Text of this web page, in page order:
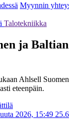
Myynnin
Talotekniikka
ja
Ahlsell
eteenpäin.
2026, 15:49